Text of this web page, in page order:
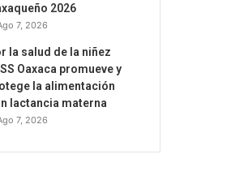
2026
7, 2026
la salud de la niñez
Oaxaca promueve y
la alimentación
lactancia materna
7, 2026